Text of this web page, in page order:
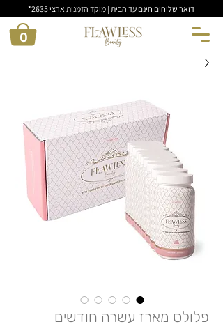
דואר שליחים חינם עד הבית | מוקד הזמנות ארצי 2635*
0
פלולס מארז עשרה חודשים